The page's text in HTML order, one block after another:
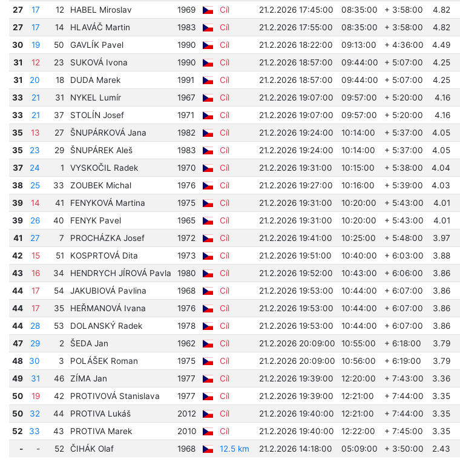
27
17 12 HABEL Miroslav 1969 Cíl 21.2.2026 17:45:00 08:35:00 + 3:58:00 4.82
27
17 14 HLAVÁČ Martin 1983 Cíl 21.2.2026 17:55:00 08:35:00 + 3:58:00 4.82
30
19 50 GAVLÍK Pavel 1990 Cíl 21.2.2026 18:22:00 09:13:00 + 4:36:00 4.49
31
12 23 SUKOVÁ Ivona 1990 Cíl 21.2.2026 18:57:00 09:44:00 + 5:07:00 4.25
31
20 18 DUDA Marek 1991 Cíl 21.2.2026 18:57:00 09:44:00 + 5:07:00 4.25
33
21 31 NYKEL Lumír 1967 Cíl 21.2.2026 19:07:00 09:57:00 + 5:20:00 4.16
33
21 37 STOLÍN Josef 1971 Cíl 21.2.2026 19:07:00 09:57:00 + 5:20:00 4.16
35
13 27 ŠNUPÁRKOVÁ Jana 1982 Cíl 21.2.2026 19:24:00 10:14:00 + 5:37:00 4.05
35
23 29 ŠNUPÁREK Aleš 1983 Cíl 21.2.2026 19:24:00 10:14:00 + 5:37:00 4.05
37
24 1 VYSKOČIL Radek 1970 Cíl 21.2.2026 19:31:00 10:15:00 + 5:38:00 4.04
38
25 33 ZOUBEK Michal 1976 Cíl 21.2.2026 19:27:00 10:16:00 + 5:39:00 4.03
39
14 41 FENYKOVÁ Martina 1975 Cíl 21.2.2026 19:31:00 10:20:00 + 5:43:00 4.01
39
26 40 FENYK Pavel 1965 Cíl 21.2.2026 19:31:00 10:20:00 + 5:43:00 4.01
41
27 7 PROCHÁZKA Josef 1972 Cíl 21.2.2026 19:41:00 10:25:00 + 5:48:00 3.97
42
15 51 KOSPRTOVÁ Dita 1973 Cíl 21.2.2026 19:51:00 10:40:00 + 6:03:00 3.88
43
16 34 HENDRYCH JÍROVÁ Pavla 1980 Cíl 21.2.2026 19:52:00 10:43:00 + 6:06:00 3.86
44
17 54 JAKUBIOVÁ Pavlina 1968 Cíl 21.2.2026 19:53:00 10:44:00 + 6:07:00 3.86
44
17 35 HEŘMANOVÁ Ivana 1976 Cíl 21.2.2026 19:53:00 10:44:00 + 6:07:00 3.86
44
28 53 DOLANSKÝ Radek 1978 Cíl 21.2.2026 19:53:00 10:44:00 + 6:07:00 3.86
47
29 2 ŠEDA Jan 1962 Cíl 21.2.2026 20:09:00 10:55:00 + 6:18:00 3.79
48
30 3 POLÁŠEK Roman 1975 Cíl 21.2.2026 20:09:00 10:56:00 + 6:19:00 3.79
49
31 46 ZÍMA Jan 1977 Cíl 21.2.2026 19:39:00 12:20:00 + 7:43:00 3.36
50
19 42 PROTIVOVÁ Stanislava 1977 Cíl 21.2.2026 19:39:00 12:21:00 + 7:44:00 3.35
50
32 44 PROTIVA Lukáš 2012 Cíl 21.2.2026 19:40:00 12:21:00 + 7:44:00 3.35
52
33 43 PROTIVA Marek 2010 Cíl 21.2.2026 19:40:00 12:22:00 + 7:45:00 3.35
-
- 52 ČIHÁK Olaf 1968 12.5 km 21.2.2026 14:18:00 05:09:00 + 3:50:00 2.43